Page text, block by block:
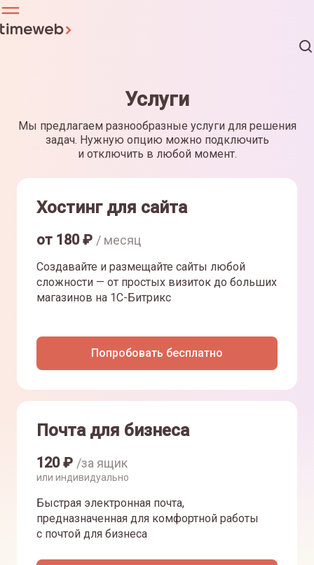
Услуги
Мы предлагаем разнообразные услуги для решения
задач. Нужную опцию можно подключить
и отключить в любой момент.
Хостинг для сайта
от 180₽ / месяц
Создавайте и размещайте сайты любой
сложности — от простых визиток до больших
магазинов на 1С-Битрикс
Попробовать бесплатно
Почта для бизнеса
120₽ /за ящик
или индивидуально
Быстрая электронная почта,
предназначенная для комфортной работы
с почтой для бизнеса